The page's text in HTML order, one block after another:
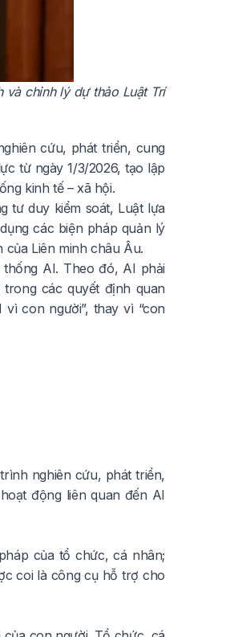
và chỉnh lý dự thảo Luật Trí
cứu, phát triển, cung
từ ngày 1/3/2026, tạo lập
kinh tế – xã hội.
tư duy kiểm soát, Luật lựa
các biện pháp quản lý
Liên minh châu Âu.
AI. Theo đó, AI phải
các quyết định quan
con người”, thay vì “con
nghiên cứu, phát triển,
động liên quan đến AI
của tổ chức, cá nhân;
coi là công cụ hỗ trợ cho